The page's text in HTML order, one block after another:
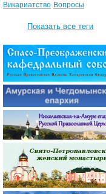
Викариатство Вопросы
Показать все теги